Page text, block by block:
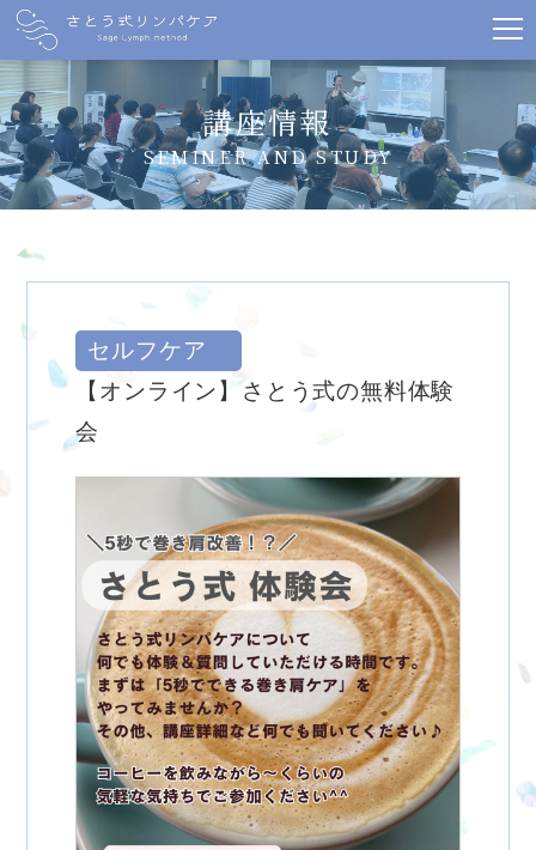
講座情報
SEMINER AND STUDY
セルフケア
【オンライン】さとう式の無料体験
会